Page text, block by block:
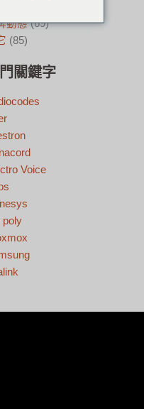
篇
動態(69)
(85)
關鍵字
Voice
poly